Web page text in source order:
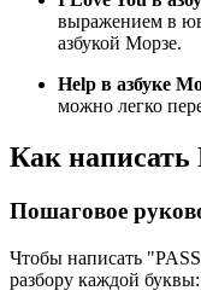
выражением в
азбукой Морзе.
Help в азбуке
можно легко
Как написать
Пошаговое
Чтобы написать
разбору каждой буквы: